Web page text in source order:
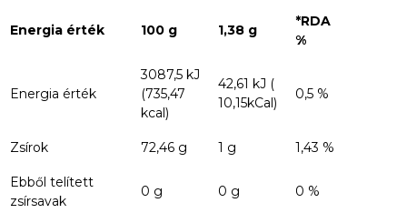
Energia érték 100 g 1,38 g
*RDA
%
Energia érték
3087,5 kJ
(735,47
kcal)
42,61 kJ (
10,15kCal)
0,5 %
Zsírok 72,46 g 1 g 1,43 %
Ebből telített
zsírsavak
0 g 0 g 0 %